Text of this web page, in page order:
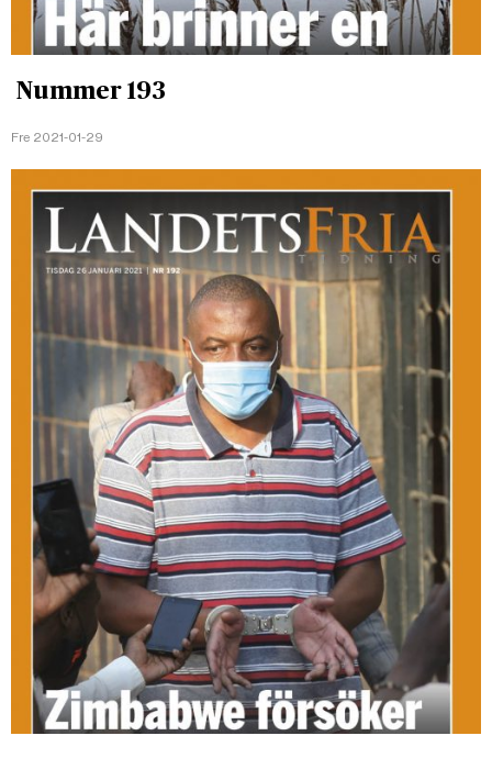
Nummer 193
Fre 2021-01-29